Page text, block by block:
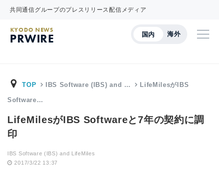
共同通信グループのプレスリリース配信メディア
国内 海外
KYODO NEWS
PRWIRE
TOP IBS Software (IBS) and … LifeMilesがIBS
Software…
LifeMilesがIBS Softwareと7年の契約に調
印
IBS Software (IBS) and LifeMiles
2017/3/22 13:37